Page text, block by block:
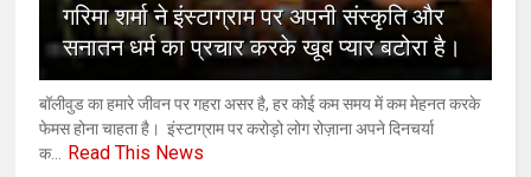
गरिमा शर्मा ने इंस्टाग्राम पर अपनी संस्कृति और
सनातन धर्म का प्रचार करके खूब प्यार बटोरा है।
बॉलीवुड का हमारे जीवन पर गहरा असर है, हर कोई कम समय में कम मेहनत करके
फेमस होना चाहता है। इंस्टाग्राम पर करोड़ो लोग रोज़ाना अपने दिनचर्या
क...
Read This News